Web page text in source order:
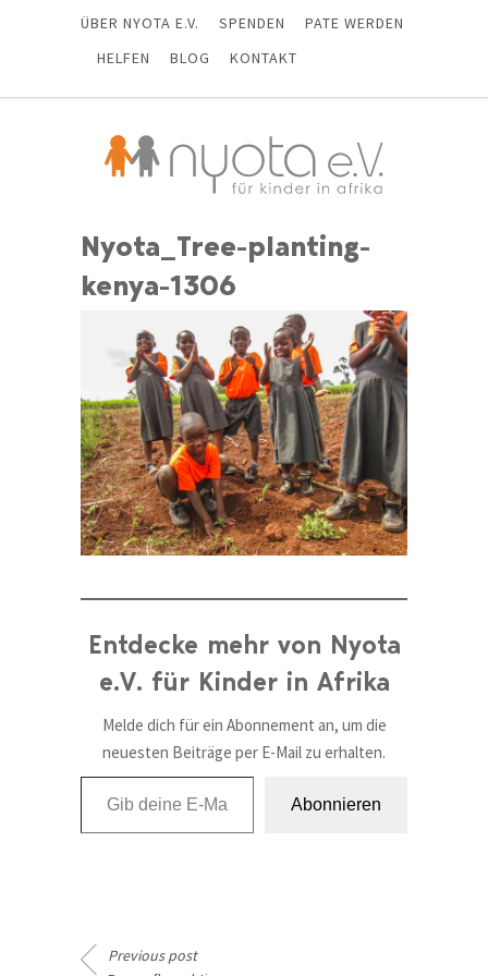
ÜBER NYOTA E.V. SPENDEN
PATE WERDEN
HELFEN
BLOG KONTAKT
Nyota_Tree-planting-
kenya-1306
Entdecke mehr von Nyota
e.V. für Kinder in Afrika
Melde dich für ein Abonnement an, um die
neuesten Beiträge per E-Mail zu erhalten.
Gib deine E-Mail-Adresse ein ...
Abonnieren
Previous post